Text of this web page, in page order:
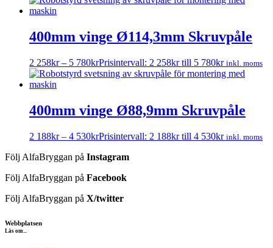
400mm vinge Ø114,3mm Skruvpåle
2 258kr – 5 780krPrisintervall: 2 258kr till 5 780kr inkl. moms
400mm vinge Ø88,9mm Skruvpåle
2 188kr – 4 530krPrisintervall: 2 188kr till 4 530kr inkl. moms
Följ AlfaBryggan på Instagram
Följ AlfaBryggan på Facebook
Följ AlfaBryggan på X/twitter
Webbplatsen
Läs om...